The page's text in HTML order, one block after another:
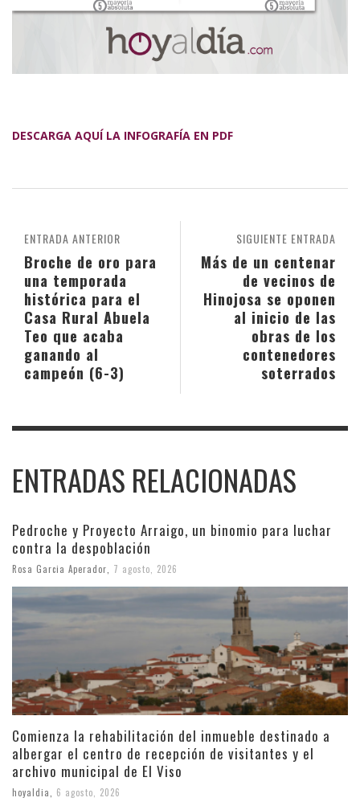
DESCARGA AQUÍ LA INFOGRAFÍA EN PDF
SIGUIENTE ENTRADA
Más de un centenar
de vecinos de
Hinojosa se oponen
al inicio de las
obras de los
contenedores
soterrados
ENTRADA ANTERIOR
Broche de oro para
una temporada
histórica para el
Casa Rural Abuela
Teo que acaba
ganando al
campeón (6-3)
ENTRADAS RELACIONADAS
Pedroche y Proyecto Arraigo, un binomio para luchar
contra la despoblación
Rosa Garcia Aperador 7 agosto, 2026
Comienza la rehabilitación del inmueble destinado a
albergar el centro de recepción de visitantes y el
archivo municipal de El Viso
hoyaldia, 6 agosto, 2026